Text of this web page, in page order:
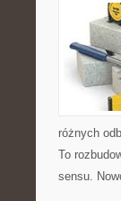
różnych
To
sensu.